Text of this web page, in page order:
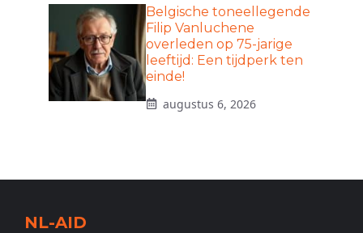
Belgische toneellegende
Filip Vanluchene
overleden op 75-jarige
leeftijd: Een tijdperk ten
einde!
augustus 6, 2026
NL-AID